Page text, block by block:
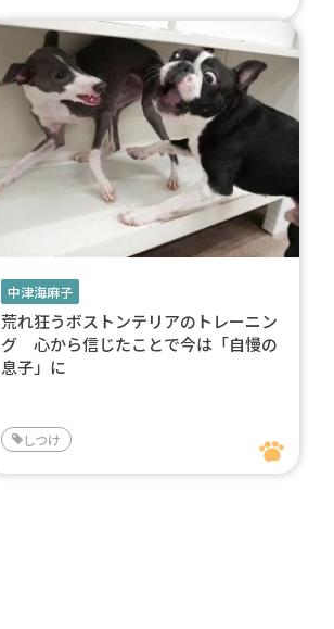
中津海麻子
荒れ狂うボストンテリアのトレーニン
グ 心から信じたことで今は「自慢の
息子」に
しつけ